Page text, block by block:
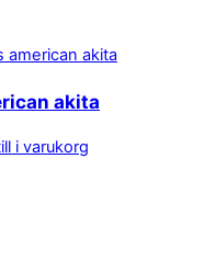
akita
i varukorg